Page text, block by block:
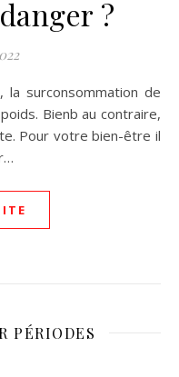
?
Bienb au contraire,
Pour votre bien-être il
PÉRIODES